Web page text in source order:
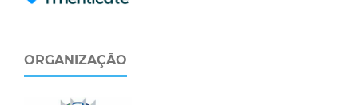
ORGANIZAÇÃO